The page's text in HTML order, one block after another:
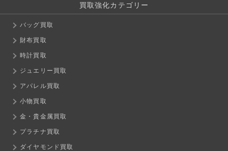
買取強化カテゴリー
バッグ買取
財布買取
時計買取
ジュエリー買取
アパレル買取
小物買取
金・貴金属買取
プラチナ買取
ダイヤモンド買取